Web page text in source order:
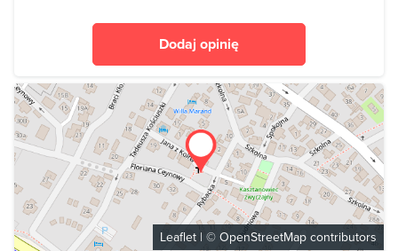
Dodaj opinię
Leaflet | © OpenStreetMap contributors